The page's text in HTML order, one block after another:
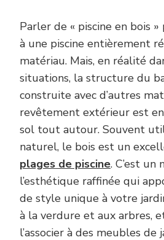
Parler de « piscine en bois
à une piscine entièrement
matériau. Mais, en réalité
situations, la structure du
construite avec d’autres
revêtement extérieur est
sol tout autour. Souvent
naturel, le bois est un
plages de piscine. C’est un
l’esthétique raffinée qui
de style unique à votre
à la verdure et aux arbres,
l’associer à des meubles